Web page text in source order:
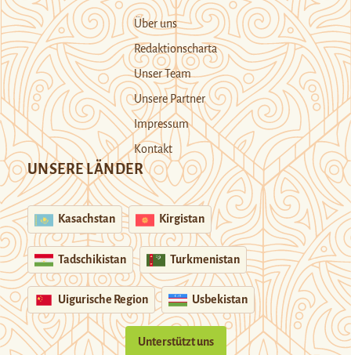
Über uns
Redaktionscharta
Unser Team
Unsere Partner
Impressum
Kontakt
UNSERE LÄNDER
Kasachstan Kirgistan
Tadschikistan Turkmenistan
Uigurische Region Usbekistan
Unterstützt uns